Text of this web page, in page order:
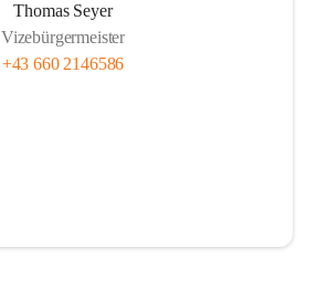
Thomas Seyer
Vizebürgermeister
+43 660 2146586